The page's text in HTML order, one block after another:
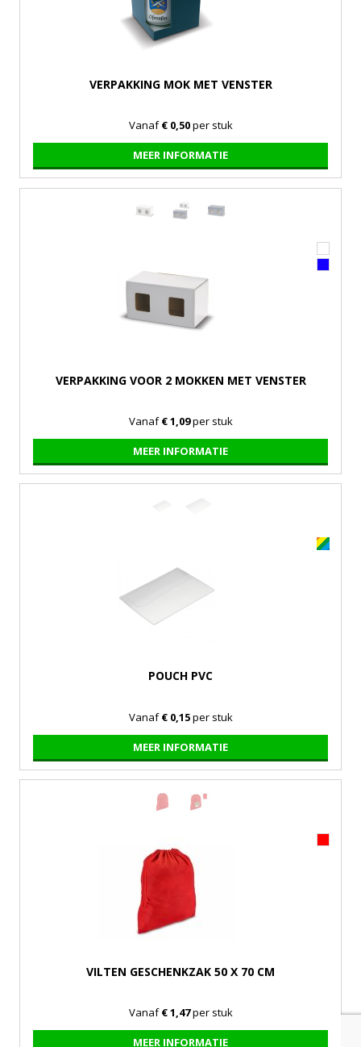
VERPAKKING MOK MET VENSTER
Vanaf€ 0,50per stuk
MEER INFORMATIE
VERPAKKING VOOR 2 MOKKEN MET VENSTER
Vanaf€ 1,09per stuk
MEER INFORMATIE
POUCH PVC
Vanaf€ 0,15per stuk
MEER INFORMATIE
VILTEN GESCHENKZAK 50 X 70 CM
Vanaf€ 1,47per stuk
MEER INFORMATIE